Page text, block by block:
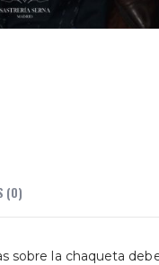
(0)
sobre la chaqueta